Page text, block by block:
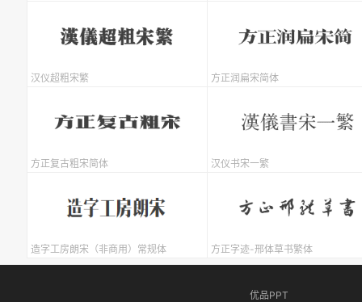
汉仪超粗宋繁 方正润扁宋简体
方正复古粗宋简体 汉仪书宋一繁
造字工房朗宋（非商用）常规体 方正字迹-邢体草书繁体
优品PPT